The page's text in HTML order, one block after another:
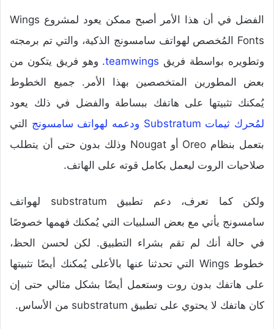
الفضل في أن هذا الأمر أصبح ممكن يعود لمشروع Wings
Fonts المُخصص لهواتف سامسونج الذكية، والتي تم برمجته
وتطويره بواسطة فريق teamwings. وهو فريق يتكون من
بعض المطورين المتخصصين بهذا الأمر. جميع الخطوط
يُمكنك تثبيتها على هاتفك ببساطة والفضل في ذلك يعود
لمُحرك ثيمات Substratum ودعمه لهواتف سامسونج
التي
بتعمل بنظام Oreo أو Nougat وذلك بدون حتى أن يتطلب
صلاحيات الروت ليعمل بكامل قوته على الهاتف.
ولكن كما تعرف، دعم تطبيق substratum لهواتف
سامسونج يأتي مع بعض السلبيات التي يُمكنك فهمها خصوصًا
في حالة أنك لم تقم بشراء التطبيق. لكن لحسن الحظ،
خطوط Wings التي تحدثنا عنها بالأعلى يُمكنك أيضًا تثبيتها
على هاتفك بدون روت وستعمل أيضًا بشكل مثالي حتى إن
كان هاتفك لا يحتوي على تطبيق substratum من الأساس.